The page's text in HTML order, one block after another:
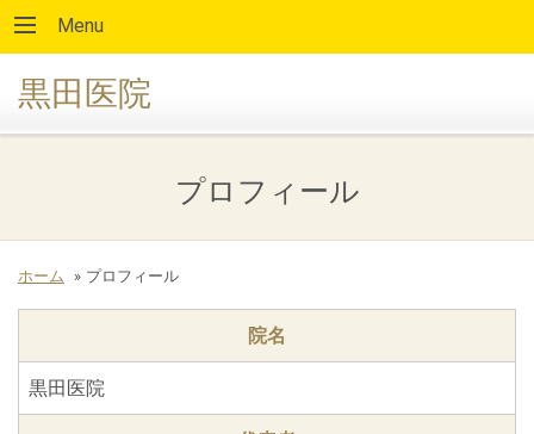
Menu
黒田医院
プロフィール
ホーム » プロフィール
院名
黒田医院